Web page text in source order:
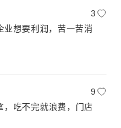
3
业想要利润，苦一苦消
9
，吃不完就浪费，门店